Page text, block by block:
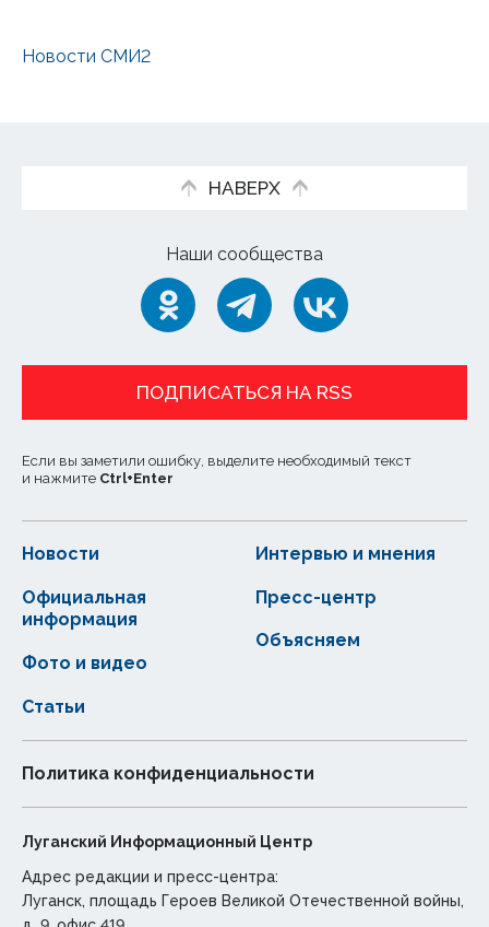
Новости СМИ2
НАВЕРХ
Наши сообщества
ПОДПИСАТЬСЯ НА RSS
Если вы заметили ошибку, выделите необходимый текст
и нажмите Ctrl+Enter
Новости
Статьи
Официальная
информация
Интервью и мнения
Фото и видео
Пресс-центр
Объясняем
Политика конфиденциальности
Луганский Информационный Центр
Адрес редакции и пресс-центра:
Луганск, площадь Героев Великой Отечественной войны,